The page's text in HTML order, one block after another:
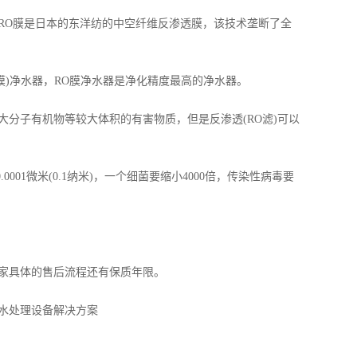
是日本的东洋纺的中空纤维反渗透膜，该技术垄断了全
水器，RO膜净水器是净化精度最高的净水器。
子有机物等较大体积的有害物质，但是反渗透(RO滤)可以
微米(0.1纳米)，一个细菌要缩小4000倍，传染性病毒要
体的售后流程还有保质年限。
处理设备解决方案